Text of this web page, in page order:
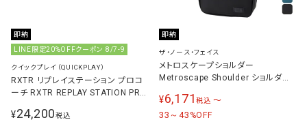
即納
LINE限定20%OFFクーポン 8/7-9
クイックプレイ（QUICKPLAY）
RXTR リプレイステーション プロコ
ーチ RXTR REPLAY STATION PRO
PROCOACH-SOCCER
¥24,200税込
即納
ザ・ノース・フェイス
メトロスケープショルダー
Metroscape Shoulder ショルダー
¥6,171税込 〜
33～43 %OFF